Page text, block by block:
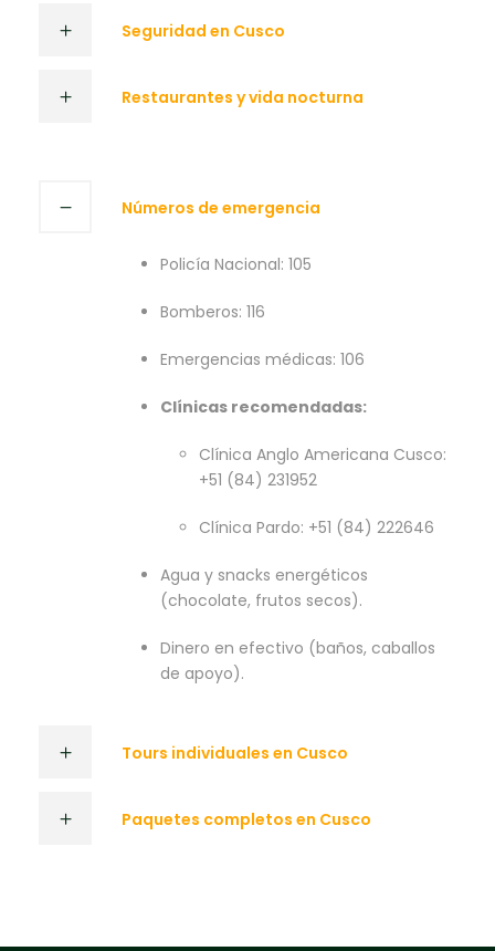
Seguridad en Cusco
Restaurantes y vida nocturna
Números de emergencia
Policía Nacional: 105
Bomberos: 116
Emergencias médicas: 106
Clínicas recomendadas:
Clínica Anglo Americana Cusco:
+51 (84) 231952
Clínica Pardo: +51 (84) 222646
Agua y snacks energéticos
(chocolate, frutos secos).
Dinero en efectivo (baños, caballos
de apoyo).
Tours individuales en Cusco
Paquetes completos en Cusco